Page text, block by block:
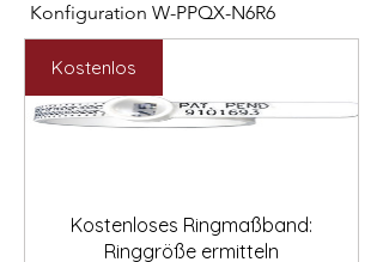
Konfiguration W-PPQX-N6R6
Preis
2.127,00 €
Preis
Kostenlos
Kostenloses Ringmaßband:
Ringgröße ermitteln